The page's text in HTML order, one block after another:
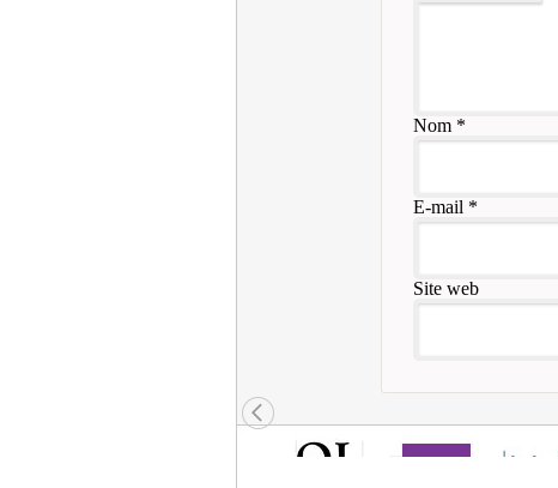
Nom*
E-mail *
Site web